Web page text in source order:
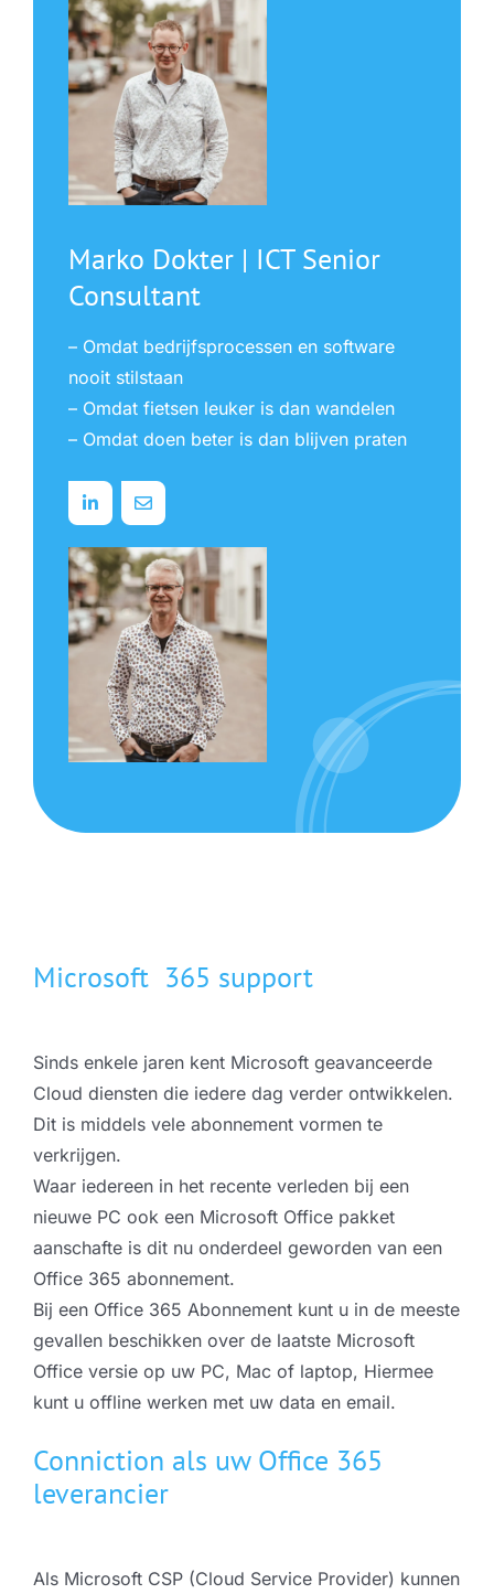
Marko Dokter | ICT Senior
Consultant
– Omdat bedrijfsprocessen en software
nooit stilstaan
– Omdat fietsen leuker is dan wandelen
– Omdat doen beter is dan blijven praten
Microsoft 365 support
Sinds enkele jaren kent Microsoft geavanceerde
Cloud diensten die iedere dag verder ontwikkelen.
Dit is middels vele abonnement vormen te
verkrijgen.
Waar iedereen in het recente verleden bij een
nieuwe PC ook een Microsoft Office pakket
aanschafte is dit nu onderdeel geworden van een
Office 365 abonnement.
Bij een Office 365 Abonnement kunt u in de meeste
gevallen beschikken over de laatste Microsoft
Office versie op uw PC, Mac of laptop, Hiermee
kunt u offline werken met uw data en email.
Conniction als uw Office 365
leverancier
Als Microsoft CSP (Cloud Service Provider) kunnen